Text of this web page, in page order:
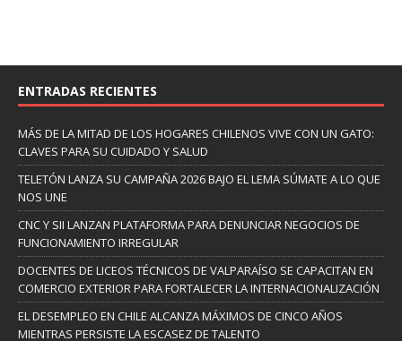
ENTRADAS RECIENTES
MÁS DE LA MITAD DE LOS HOGARES CHILENOS VIVE CON UN GATO:
CLAVES PARA SU CUIDADO Y SALUD
TELETÓN LANZA SU CAMPAÑA 2026 BAJO EL LEMA SÚMATE A LO QUE
NOS UNE
CNC Y SII LANZAN PLATAFORMA PARA DENUNCIAR NEGOCIOS DE
FUNCIONAMIENTO IRREGULAR
DOCENTES DE LICEOS TÉCNICOS DE VALPARAÍSO SE CAPACITAN EN
COMERCIO EXTERIOR PARA FORTALECER LA INTERNACIONALIZACIÓN
EL DESEMPLEO EN CHILE ALCANZA MÁXIMOS DE CINCO AÑOS
MIENTRAS PERSISTE LA ESCASEZ DE TALENTO